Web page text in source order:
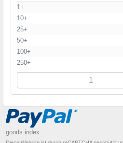
1+
10+
25+
50+
100+
250+
goods index